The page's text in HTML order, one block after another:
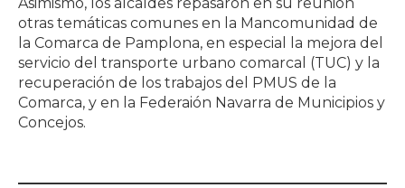
otras temáticas comunes en la Mancomunidad de
la Comarca de Pamplona, en especial la mejora del
servicio del transporte urbano comarcal (TUC) y la
recuperación de los trabajos del PMUS de la
Comarca, y en la Federaión Navarra de Municipios y
Concejos.